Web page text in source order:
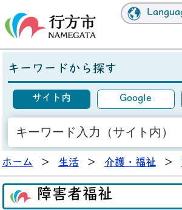
キーワードから探す
サイト内 Google
ホーム > 生活 > 介護・福祉 >
障害者福祉